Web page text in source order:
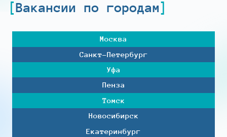
Вакансии по городам
Москва
Санкт-Петербург
Уфа
Пенза
Томск
Новосибирск
Екатеринбург